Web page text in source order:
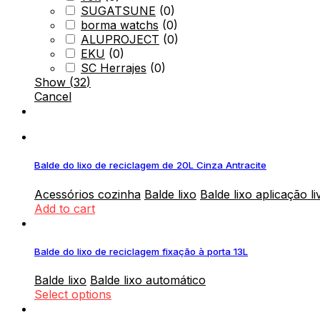
SUGATSUNE (0)
borma watchs (0)
ALUPROJECT (0)
EKU (0)
SC Herrajes (0)
Show (32)
Cancel
Balde do lixo de reciclagem de 20L Cinza Antracite
Acessórios cozinha Balde lixo Balde lixo aplicação
Add to cart
Balde do lixo de reciclagem fixação à porta 13L
Balde lixo Balde lixo automático
Select options